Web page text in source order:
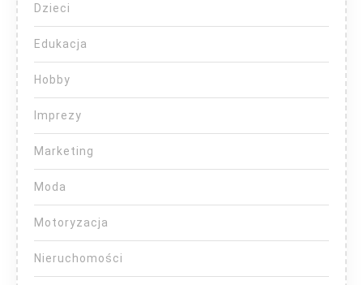
Dzieci
Edukacja
Hobby
Imprezy
Marketing
Moda
Motoryzacja
Nieruchomości